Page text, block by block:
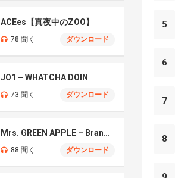
ACEes【真夜中のZOO】
78 聞く ダウンロード
JO1 – WHATCHA DOIN
73 聞く ダウンロード
Mrs. GREEN APPLE – Brand New
88 聞く ダウンロード
5
6
7
8